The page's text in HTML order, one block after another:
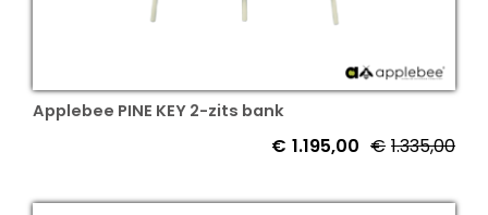
Applebee PINE KEY 2-zits bank
€ 1.335,00
€ 1.195,00